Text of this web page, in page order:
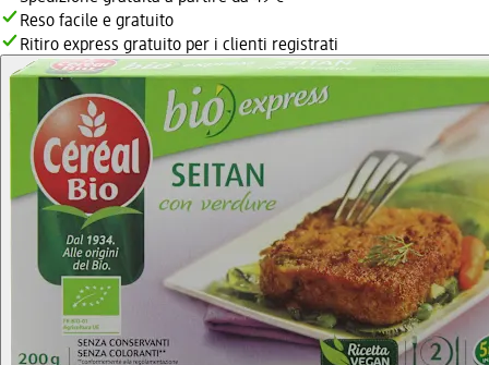
Reso facile e gratuito
Ritiro express gratuito per i clienti registrati